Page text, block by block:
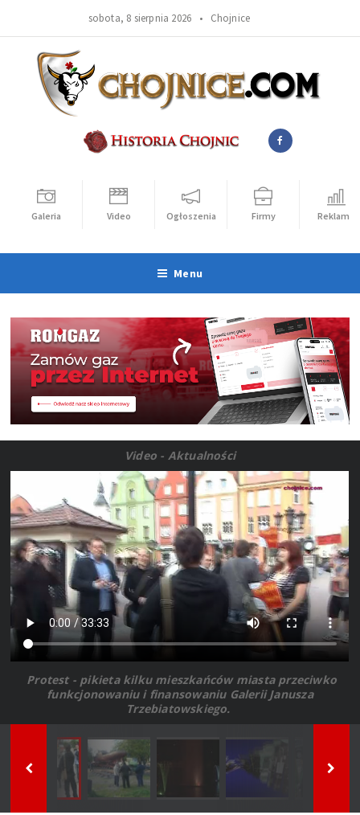
sobota, 8 sierpnia 2026 • Chojnice
Galeria Video Ogłoszenia Firmy Reklama
Menu
Video - Aktualności
Protest - pikieta kilku mieszkańców miasta przeciwko
funkcjonowaniu i finansowaniu Galerii Janusza
Trzebiatowskiego.